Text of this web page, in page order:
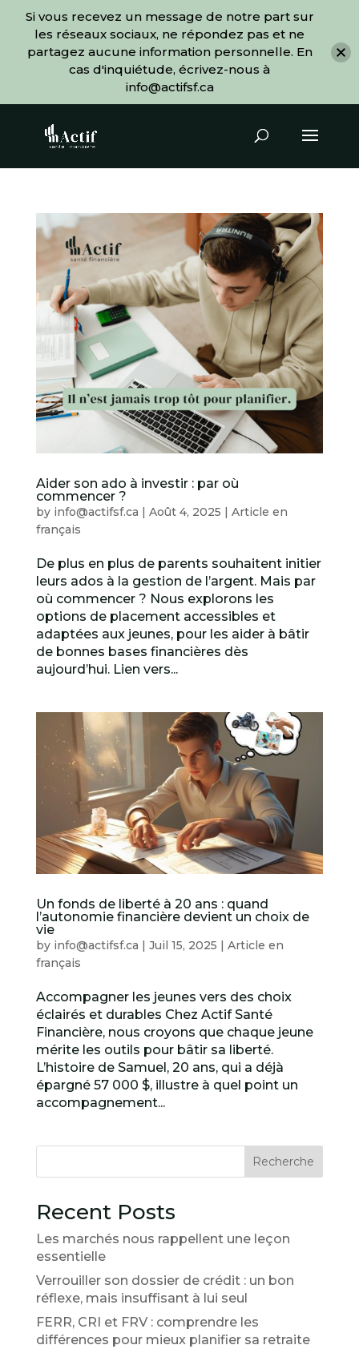
Aider son ado à investir : par où
commencer ?
by info@actifsf.ca | Août 4, 2025 | Article en
français
De plus en plus de parents souhaitent initier
leurs ados à la gestion de l’argent. Mais par
où commencer ? Nous explorons les
options de placement accessibles et
adaptées aux jeunes, pour les aider à bâtir
de bonnes bases financières dès
aujourd’hui. Lien vers...
Un fonds de liberté à 20 ans : quand
l’autonomie financière devient un choix de
vie
by info@actifsf.ca Juil 15, 2025
Article en
français
Accompagner les jeunes vers des choix
éclairés et durables Chez Actif Santé
Financière, nous croyons que chaque jeune
mérite les outils pour bâtir sa liberté.
L’histoire de Samuel, 20 ans, qui a déjà
épargné 57 000 $, illustre à quel point un
accompagnement...
Recherche
Recent Posts
Les marchés nous rappellent une leçon
essentielle
Verrouiller son dossier de crédit : un bon
réflexe, mais insuffisant à lui seul
FERR, CRI et FRV : comprendre les
différences pour mieux planifier sa retraite
Si vous recevez un message de notre part sur
les réseaux sociaux, ne répondez pas et ne
partagez aucune information personnelle. En
cas d'inquiétude, écrivez-nous à
info@actifsf.ca